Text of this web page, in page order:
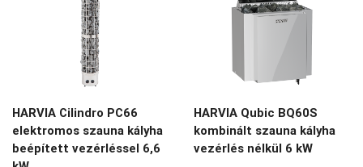
HARVIA Cilindro PC66
elektromos szauna kályha
beépített vezérléssel 6,6
HARVIA Qubic BQ60S
kombinált szauna kályha
vezérlés nélkül 6 kW